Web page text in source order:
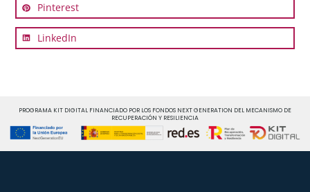
Pinterest
LinkedIn
PROGRAMA KIT DIGITAL FINANCIADO POR LOS FONDOS NEXT GENERATION DEL MECANISMO DE
RECUPERACIÓN Y RESILIENCIA